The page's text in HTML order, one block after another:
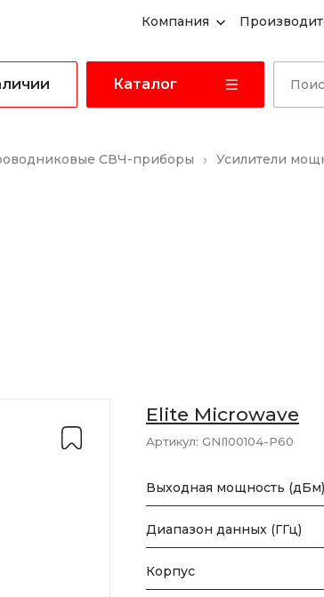
Компания
Каталог
СВЧ-приборы
Усилители
Elite Microwave
Артикул: GNI100104-P60
Выходная мощность (дБм)
Диапазон данных (ГГц)
Корпус